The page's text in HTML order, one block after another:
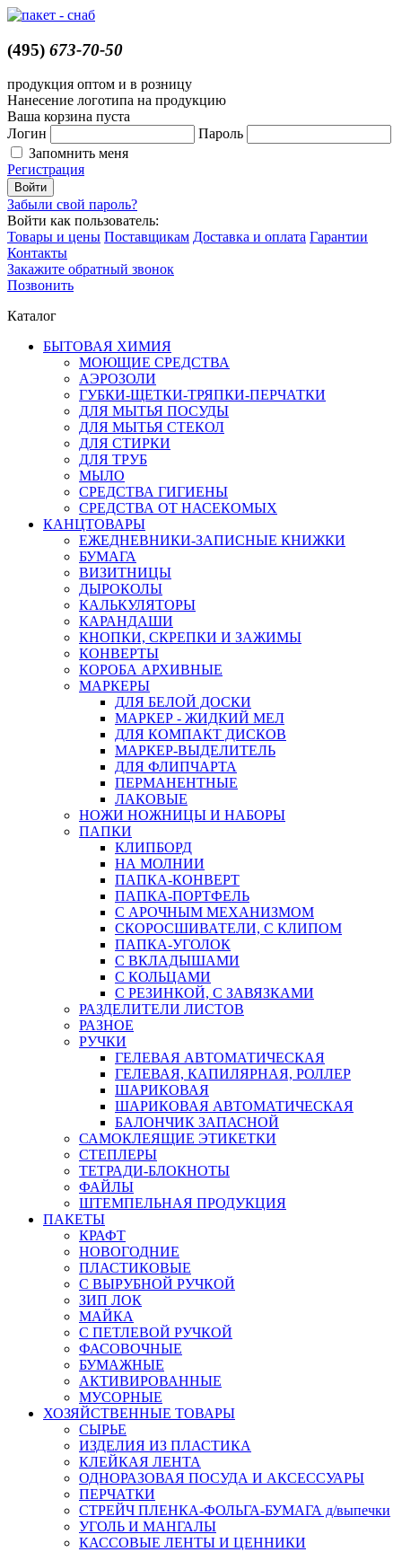
(495) 673-70-50
продукция оптом и в розницу
Нанесение логотипа на продукцию
Ваша корзина пуста
Логин
Пароль
Запомнить меня
Регистрация
Забыли свой пароль?
Войти как пользователь:
Товары и цены Поставщикам Доставка и оплата Гарантии
Контакты
Закажите обратный звонок
Позвонить
Каталог
БЫТОВАЯ ХИМИЯ
МОЮЩИЕ СРЕДСТВА
АЭРОЗОЛИ
ГУБКИ-ЩЕТКИ-ТРЯПКИ-ПЕРЧАТКИ
ДЛЯ МЫТЬЯ ПОСУДЫ
ДЛЯ МЫТЬЯ СТЕКОЛ
ДЛЯ СТИРКИ
ДЛЯ ТРУБ
МЫЛО
СРЕДСТВА ГИГИЕНЫ
СРЕДСТВА ОТ НАСЕКОМЫХ
КАНЦТОВАРЫ
ЕЖЕДНЕВНИКИ-ЗАПИСНЫЕ КНИЖКИ
БУМАГА
ВИЗИТНИЦЫ
ДЫРОКОЛЫ
КАЛЬКУЛЯТОРЫ
КАРАНДАШИ
КНОПКИ, СКРЕПКИ И ЗАЖИМЫ
КОНВЕРТЫ
КОРОБА АРХИВНЫЕ
МАРКЕРЫ
ДЛЯ БЕЛОЙ ДОСКИ
МАРКЕР - ЖИДКИЙ МЕЛ
ДЛЯ КОМПАКТ ДИСКОВ
МАРКЕР-ВЫДЕЛИТЕЛЬ
ДЛЯ ФЛИПЧАРТА
ПЕРМАНЕНТНЫЕ
ЛАКОВЫЕ
НОЖИ НОЖНИЦЫ И НАБОРЫ
ПАПКИ
КЛИПБОРД
НА МОЛНИИ
ПАПКА-КОНВЕРТ
ПАПКА-ПОРТФЕЛЬ
С АРОЧНЫМ МЕХАНИЗМОМ
СКОРОСШИВАТЕЛИ, С КЛИПОМ
ПАПКА-УГОЛОК
С ВКЛАДЫШАМИ
С КОЛЬЦАМИ
С РЕЗИНКОЙ, С ЗАВЯЗКАМИ
РАЗДЕЛИТЕЛИ ЛИСТОВ
РАЗНОЕ
РУЧКИ
ГЕЛЕВАЯ АВТОМАТИЧЕСКАЯ
ГЕЛЕВАЯ, КАПИЛЯРНАЯ, РОЛЛЕР
ШАРИКОВАЯ
ШАРИКОВАЯ АВТОМАТИЧЕСКАЯ
БАЛОНЧИК ЗАПАСНОЙ
САМОКЛЕЯЩИЕ ЭТИКЕТКИ
СТЕПЛЕРЫ
ТЕТРАДИ-БЛОКНОТЫ
ФАЙЛЫ
ШТЕМПЕЛЬНАЯ ПРОДУКЦИЯ
ПАКЕТЫ
КРАФТ
НОВОГОДНИЕ
ПЛАСТИКОВЫЕ
С ВЫРУБНОЙ РУЧКОЙ
ЗИП ЛОК
МАЙКА
С ПЕТЛЕВОЙ РУЧКОЙ
ФАСОВОЧНЫЕ
БУМАЖНЫЕ
АКТИВИРОВАННЫЕ
МУСОРНЫЕ
ХОЗЯЙСТВЕННЫЕ ТОВАРЫ
СЫРЬЕ
ИЗДЕЛИЯ ИЗ ПЛАСТИКА
КЛЕЙКАЯ ЛЕНТА
ОДНОРАЗОВАЯ ПОСУДА И АКСЕССУАРЫ
ПЕРЧАТКИ
СТРЕЙЧ ПЛЕНКА-ФОЛЬГА-БУМАГА д/выпечки
УГОЛЬ И МАНГАЛЫ
КАССОВЫЕ ЛЕНТЫ И ЦЕННИКИ